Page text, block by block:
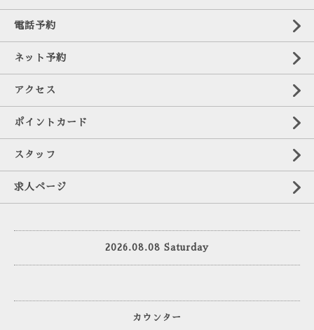
電話予約
ネット予約
アクセス
ポイントカード
スタッフ
求人ページ
2026.08.08 Saturday
カウンター